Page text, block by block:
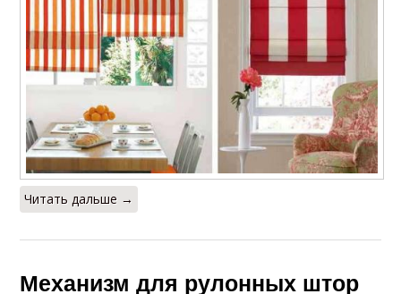
Читать дальше →
Механизм для рулонных штор